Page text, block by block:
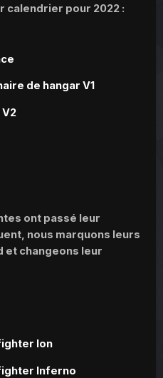
calendrier pour 2022 :
de hangar V1
ont passé leur
nous marquons leurs
et changeons leur
Ion
Inferno